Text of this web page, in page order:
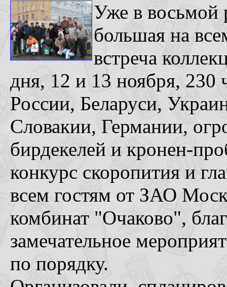
Уже в восьмой
большая на
встреча
дня, 12 и 13 ноября, 230
России, Беларуси,
Словакии, Германии,
бирдекелей и кронен-
конкурс скоропития и
всем гостям от ЗАО
комбинат "Очаково",
замечательное
по порядку.